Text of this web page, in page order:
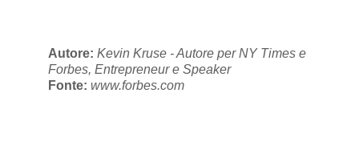
Autore: Kevin Kruse - Autore per NY Times e
Forbes, Entrepreneur e Speaker
Fonte: www.forbes.com